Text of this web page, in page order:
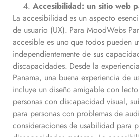
Accesibilidad: un sitio web
La accesibilidad es un aspecto
de usuario (UX). Para MoodWebs
accesible es uno que todos pueden
independientemente de sus
discapacidades. Desde la
Panama, una buena experiencia de
incluye un diseño amigable con
personas con discapacidad visual,
para personas con problemas de
consideraciones de usabilidad para